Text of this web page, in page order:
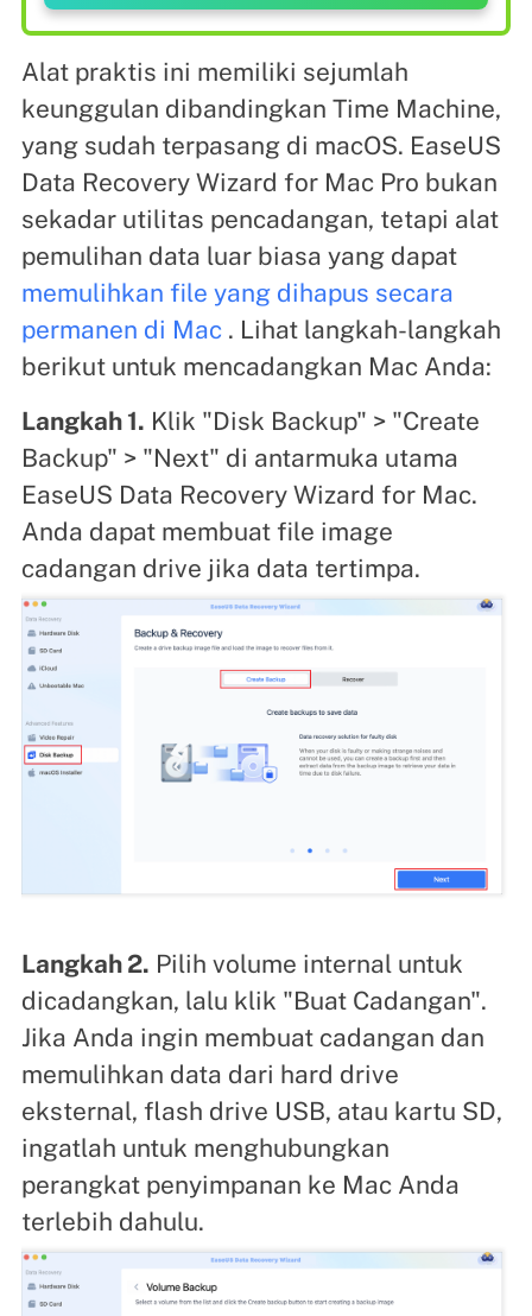
Alat praktis ini memiliki sejumlah
keunggulan dibandingkan Time Machine,
yang sudah terpasang di macOS. EaseUS
Data Recovery Wizard for Mac Pro bukan
sekadar utilitas pencadangan, tetapi alat
pemulihan data luar biasa yang dapat
memulihkan file yang dihapus secara
permanen di Mac. Lihat langkah-langkah
berikut untuk mencadangkan Mac Anda:
Langkah 1. Klik "Disk Backup" > "Create
Backup" > "Next" di antarmuka utama
EaseUS Data Recovery Wizard for Mac.
Anda dapat membuat file image
cadangan drive jika data tertimpa.
Langkah 2. Pilih volume internal untuk
dicadangkan, lalu klik "Buat Cadangan".
Jika Anda ingin membuat cadangan dan
memulihkan data dari hard drive
eksternal, flash drive USB, atau kartu SD,
ingatlah untuk menghubungkan
perangkat penyimpanan ke Mac Anda
terlebih dahulu.